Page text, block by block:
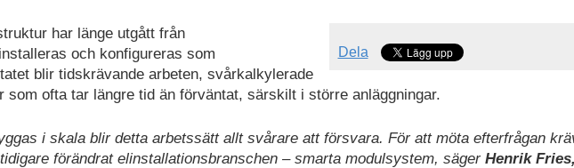
Dela
har länge utgått från
och konfigureras som
blir tidskrävande arbeten, svårkalkylerade
som ofta tar längre tid än förväntat, särskilt i större anläggningar.
i skala blir detta arbetssätt allt svårare att försvara. För att möta efterfrågan
förändrat elinstallationsbranschen – smarta modulsystem, säger Henrik Fries,